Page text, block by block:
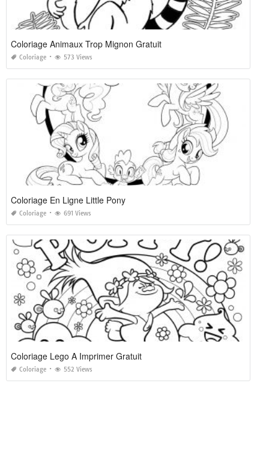
Coloriage Animaux Trop Mignon Gratuit
Coloriage 573 Views
Coloriage En Ligne Little Pony
Coloriage 691 Views
Coloriage Lego A Imprimer Gratuit
Coloriage 552 Views